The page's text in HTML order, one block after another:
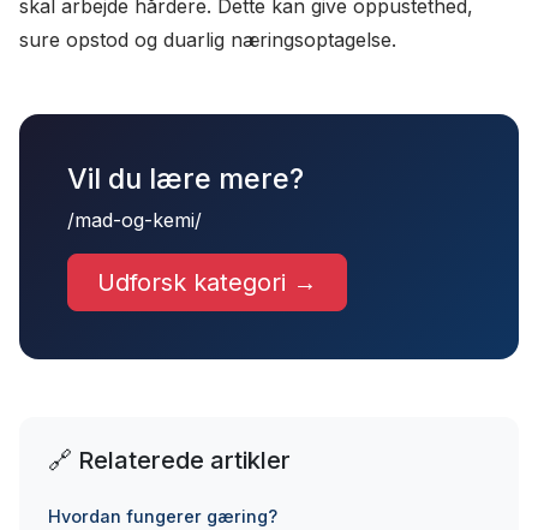
skal arbejde hårdere. Dette kan give oppustethed,
sure opstod og duarlig næringsoptagelse.
Vil du lære mere?
/mad-og-kemi/
Udforsk kategori →
🔗 Relaterede artikler
Hvordan fungerer gæring?